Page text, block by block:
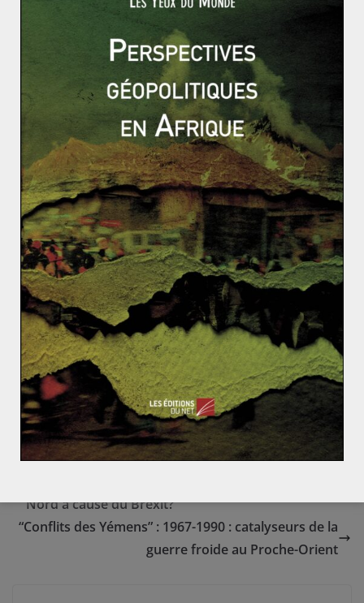
pourrait leur donner raison, tant les pro-Brexit
apparaissent comme des amateurs à la sortie de ce
scrutin, ne pouvant donner une réponse simple à la
question : qu’est-ce que devient le Royaume-Uni
désormais ? Néanmoins, ces personnes n’étaient guère
audibles lorsque, malgré un vote net et sans bavure
(55% en 2005), les Parlements français et néerlandais
avaient nié, quelques années plus tard, les résultats
d’un référendum pour préserver le sacro-saint bien-
être de l’Europe. Jusqu’à preuve du contraire, nier ce
que veut le peuple représente plus un accroc à la
démocratie que tout « excès démocratique » dont
certains se plaignent à l’issue du Brexit.
Aux dires des eurosceptiques britanniques, le 23 juin
est désormais « l’Indépendance Day » britannique.
Comme dans le film du même nom, à eux d’éviter
désormais l’agonie de leur pays, ou de démontrer que
l’UE était autant un « alien » destructeur qu’ils l’ont
défendu durant la campagne.
Nord à cause du Brexit?
“Conflits des Yémens” : 1967-1990 : catalyseurs de la
guerre froide au Proche-Orient